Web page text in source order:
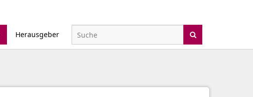
Herausgeber